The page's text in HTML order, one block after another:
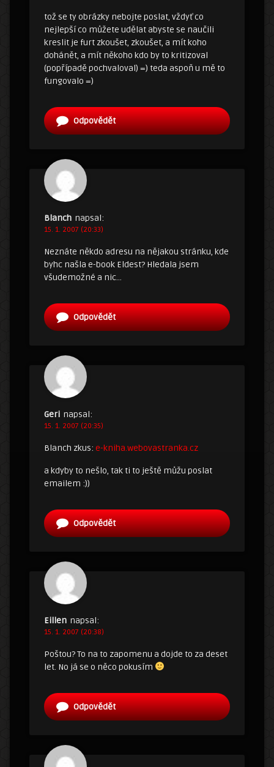
tož se ty obrázky nebojte poslat, vždyť co
nejlepší co můžete udělat abyste se naučili
kreslit je furt zkoušet, zkoušet, a mít koho
dohánět, a mít někoho kdo by to kritizoval
(popřípadě pochvaloval) =) teda aspoň u mě to
fungovalo =)
Odpovědět
Blanch napsal:
15. 1. 2007 (20:33)
Neznáte někdo adresu na nějakou stránku, kde
byhc našla e-book Eldest? Hledala jsem
všudemožné a nic…
Odpovědět
Geri napsal:
15. 1. 2007 (20:35)
Blanch zkus: e-kniha.webovastranka.cz
a kdyby to nešlo, tak ti to ještě můžu poslat
emailem :))
Odpovědět
Eillen napsal:
15. 1. 2007 (20:38)
Poštou? To na to zapomenu a dojde to za deset
let. No já se o něco pokusím
Odpovědět